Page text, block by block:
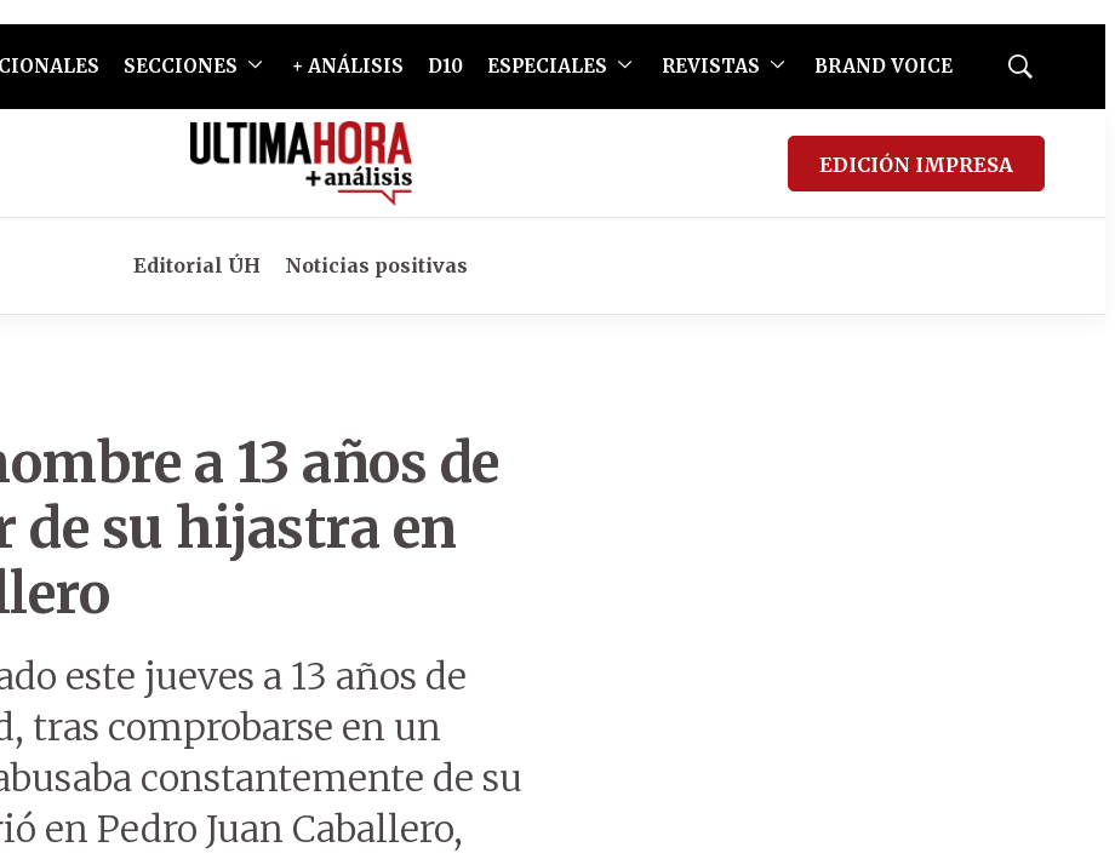
SECCIONES + ANÁLISIS D10 ESPECIALES REVISTAS BRAND VOICE
Mostrar
EDICIÓN IMPRESA
Editorial ÚH Noticias positivas
a 13 años de
de su hijastra en
este jueves a 13 años de
tras comprobarse en un
constantemente de su
en Pedro Juan Caballero,